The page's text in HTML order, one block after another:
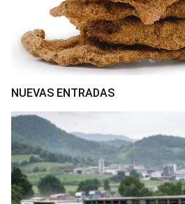
NUEVAS ENTRADAS